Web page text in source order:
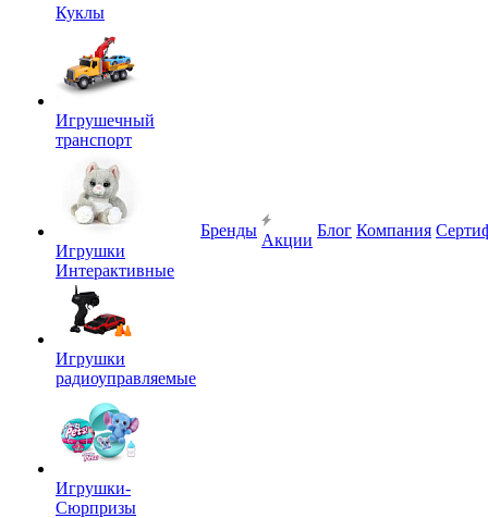
Куклы
Игрушечный
транспорт
Игрушки
Интерактивные
Игрушки
радиоуправляемые
Игрушки-
Сюрпризы
Бренды
Акции
Блог Компания